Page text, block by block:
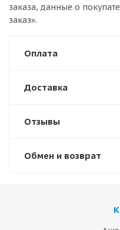
заказа, данные о
заказ».
Оплата
Доставка
Отзывы
Обмен и возврат